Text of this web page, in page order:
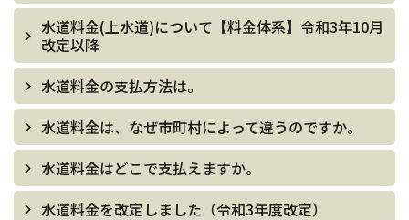
水道料金(上水道)について【料金体系】令和3年10月
改定以降
水道料金の支払方法は。
水道料金は、なぜ市町村によって違うのですか。
水道料金はどこで支払えますか。
水道料金を改定しました（令和3年度改定）